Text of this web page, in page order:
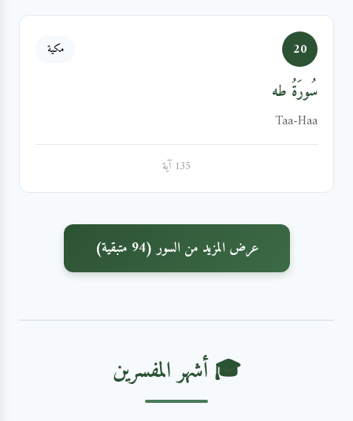
20 مكية
سُورَةُ طه
Taa-Haa
135 آية
عرض المزيد من السور (94 متبقية)
🎓 أشهر المفسرين